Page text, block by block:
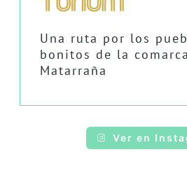
Una ruta por los
bonitos de la
Matarraña
Ver en